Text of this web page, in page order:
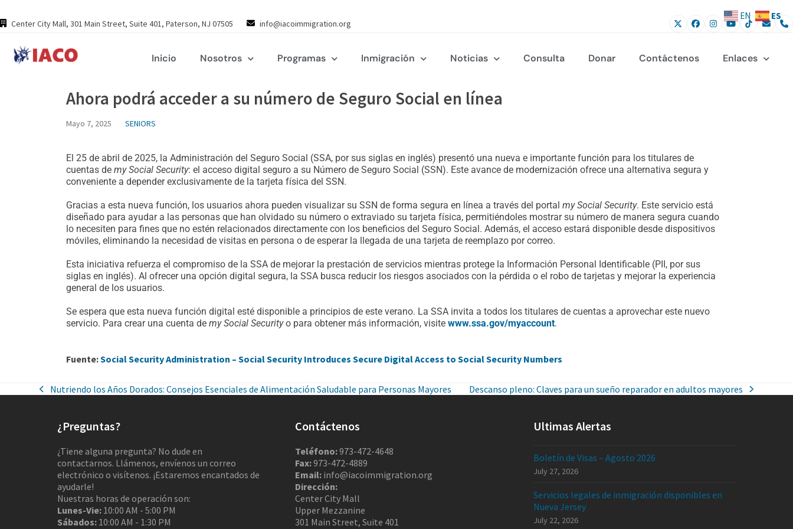
to
content
Center City Mall, 301 Main Street, Suite 401, Paterson, NJ 07505 info@iacoimmigration.org
Inicio Nosotros Programas Inmigración Noticias Consulta Donar Contáctenos Enlaces
Ahora podrá acceder a su número de Seguro Social en línea
Mayo 7, 2025 SENIORS
El 25 de abril de 2025, la Administración del Seguro Social (SSA, por sus siglas en inglés) presentó una nueva e importante función para los titulares de
cuentas de my Social Security: el acceso digital seguro a su Número de Seguro Social (SSN). Este avance de modernización ofrece una alternativa segura y
conveniente a depender exclusivamente de la tarjeta física del SSN.
Gracias a esta nueva función, los usuarios ahora pueden visualizar su SSN de forma segura en línea a través del portal my Social Security. Este servicio está
diseñado para ayudar a las personas que han olvidado su número o extraviado su tarjeta física, permitiéndoles mostrar su número de manera segura cuando
lo necesiten para fines que no estén relacionados directamente con los beneficios del Seguro Social. Además, el acceso estará disponible desde dispositivos
móviles, eliminando la necesidad de visitas en persona o de esperar la llegada de una tarjeta de reemplazo por correo.
Esta iniciativa refuerza el compromiso de la SSA de mejorar la prestación de servicios mientras protege la Información Personal Identificable (PII, por sus
siglas en inglés). Al ofrecer una opción digital segura, la SSA busca reducir los riesgos asociados con la pérdida o el robo de tarjetas y mejorar la experiencia
general de los usuarios.
Se espera que esta nueva función digital esté disponible a principios de este verano. La SSA invita a todos los titulares de cuentas a aprovechar este nuevo
servicio. Para crear una cuenta de my Social Securityo para obtener más información, visite www.ssa.gov/myaccount.
Fuente:Social Security Administration – Social Security Introduces Secure Digital Access to Social Security Numbers
Nutriendo los Años Dorados: Consejos Esenciales de Alimentación Saludable para Personas Mayores Descanso pleno: Claves para un sueño reparador en adultos mayores
¿Preguntas?
¿Tiene alguna pregunta? No dude en
contactarnos. Llámenos, envíenos un correo
electrónico o visítenos. ¡Estaremos encantados de
ayudarle!
Nuestras horas de operación son:
Lunes-Vie: 10:00 AM - 5:00 PM
Sábados: 10:00 AM - 1:30 PM
Contáctenos
Teléfono:973-472-4648
Fax:973-472-4889
Email: info@iacoimmigration.org
Dirección:
Center City Mall
Upper Mezzanine
301 Main Street, Suite 401
Ultimas Alertas
Boletín de Visas – Agosto 2026
July 27, 2026
Servicios legales de inmigración disponibles en
Nueva Jersey
July 22, 2026
EN ES